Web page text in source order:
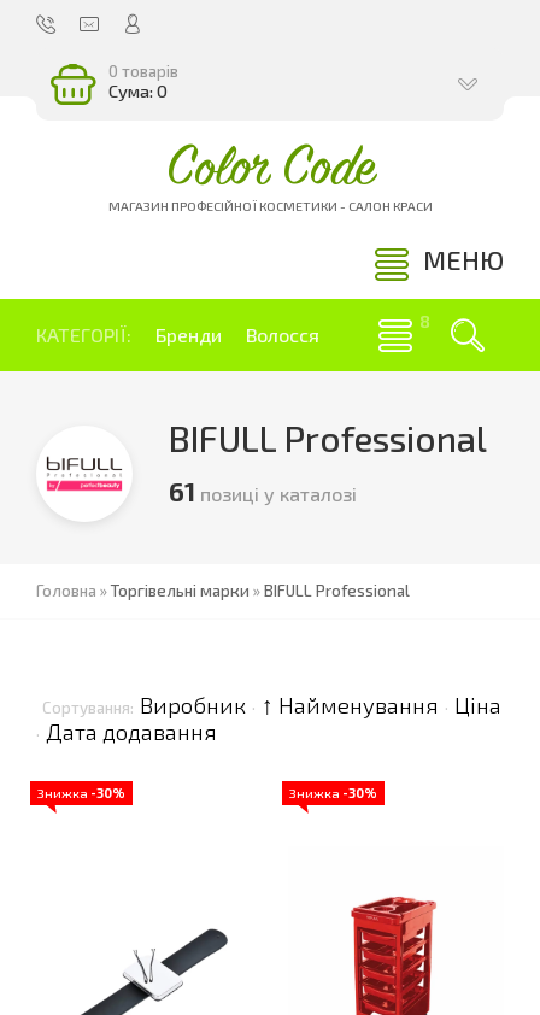
0 товарів
Сума: 0
Color Code
МАГАЗИН ПРОФЕСІЙНОЇ КОСМЕТИКИ - САЛОН КРАСИ
МЕНЮ
КАТЕГОРІЇ: Бренди Волосся
BIFULL Professional
61 позиці у каталозі
Головна »Торгівельні марки »BIFULL Professional
Сортування: Виробник · ↑ Найменування · Ціна
· Дата додавання
Знижка -30% Знижка -30%